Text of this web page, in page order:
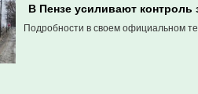
В Пензе усиливают
Подробности в своем официальном